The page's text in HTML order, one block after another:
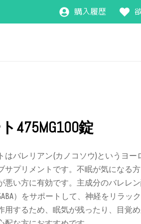
購入履歴
475MG100錠
はバレリアン(カノコソウ)というヨー
サプリメントです。不眠が気になる
悪い方に有効です。主成分のバレレ
）をサポートして、神経をリラッ
用するため、眠気が残ったり、目覚